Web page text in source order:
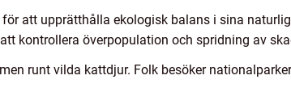
att upprätthålla ekologisk balans i sina
kontrollera överpopulation och spridning av
runt vilda kattdjur. Folk besöker